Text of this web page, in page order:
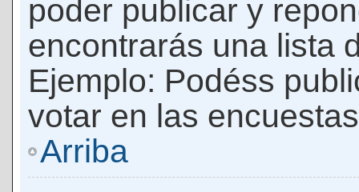
poder publicar y
encontrarás una lista
Ejemplo: Podéss
votar en las
Arriba